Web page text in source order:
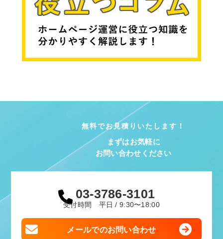
無料でお見積りいたします！
まずはお気軽に
お問い合わせください
03-3786-3101
受付時間 平日 / 9:30〜18:00
メールでのお問い合わせ